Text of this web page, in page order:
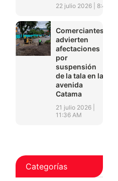
22 julio 2026 8:45
Comerciantes
advierten
afectaciones
por
suspensión
de la tala en la
avenida
Catama
21 julio 2026
11:36 AM
Categorías